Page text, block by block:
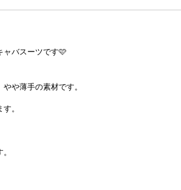
ャバスーツです🩷
や薄手の素材です。
。